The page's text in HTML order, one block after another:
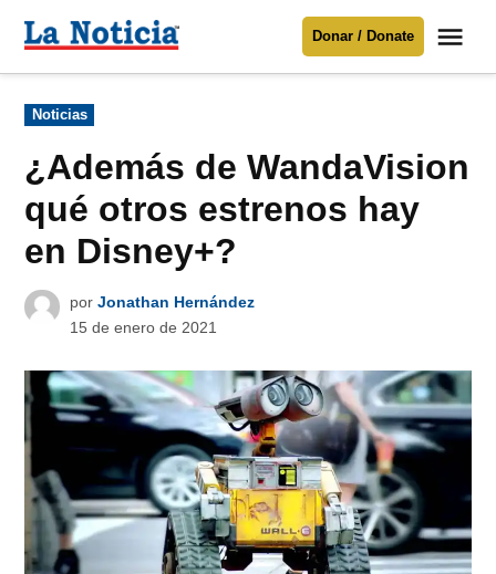
Para mantenerte informado necesitamos
Donar
contenido
Noticia
Donar / Donate
Publicado
en
Noticias
¿Además de WandaVision
qué otros estrenos hay
en Disney+?
por Jonathan Hernández
15 de enero de 2021